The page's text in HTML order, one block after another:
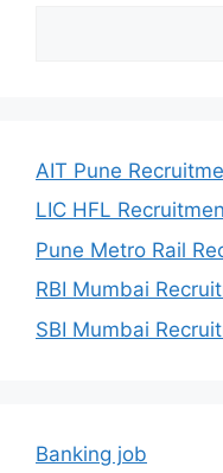
AIT Pune
LIC HFL Recruitment
Pune Metro Rail
RBI Mumbai
SBI Mumbai
Banking job